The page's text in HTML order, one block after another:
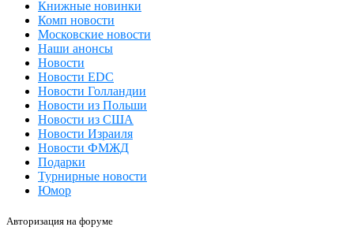
Книжные новинки
Комп новости
Московские новости
Наши анонсы
Новости
Новости EDC
Новости Голландии
Новости из Польши
Новости из США
Новости Израиля
Новости ФМЖД
Подарки
Турнирные новости
Юмор
Авторизация на форуме